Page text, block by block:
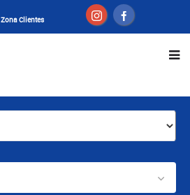
Zona Clientes